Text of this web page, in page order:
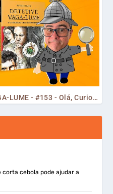
MEMÓRIAS DA COLEÇÃO VAGA-LUME - #153 - Olá, Curiosos! 2023
cebola pode ajudar a